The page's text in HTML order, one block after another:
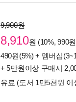
9,900원
8,910원 (10%, 990
490원(5%) + 멤버십
+ 5만원이상 구매시
유료 (도서 1만5천원 이